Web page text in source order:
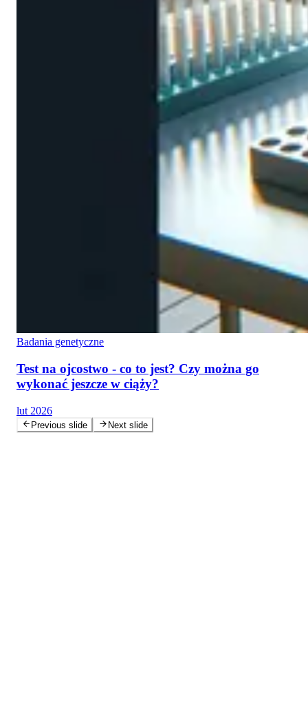
Badania genetyczne
Test na ojcostwo - co to jest? Czy można go
wykonać jeszcze w ciąży?
lut 2026
Previous slide Next slide